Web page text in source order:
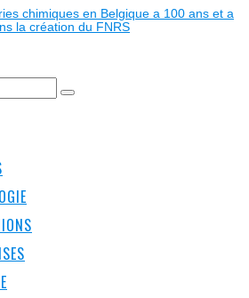
chimiques en Belgique a 100 ans et a
la création du FNRS